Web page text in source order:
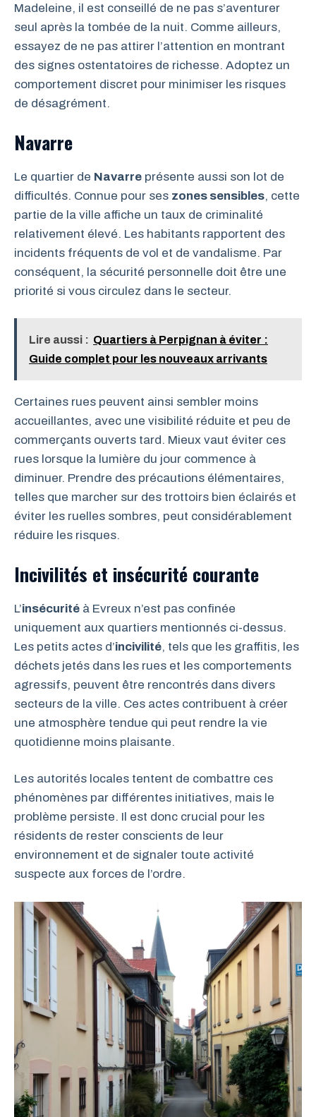
Madeleine, il est conseillé de ne pas s’aventurer
seul après la tombée de la nuit. Comme ailleurs,
essayez de ne pas attirer l’attention en montrant
des signes ostentatoires de richesse. Adoptez un
comportement discret pour minimiser les risques
de désagrément.
Navarre
Le quartier de Navarre présente aussi son lot de
difficultés. Connue pour ses zones sensibles, cette
partie de la ville affiche un taux de criminalité
relativement élevé. Les habitants rapportent des
incidents fréquents de vol et de vandalisme. Par
conséquent, la sécurité personnelle doit être une
priorité si vous circulez dans le secteur.
Lire aussi : Quartiers à Perpignan à éviter :
Guide complet pour les nouveaux arrivants
Certaines rues peuvent ainsi sembler moins
accueillantes, avec une visibilité réduite et peu de
commerçants ouverts tard. Mieux vaut éviter ces
rues lorsque la lumière du jour commence à
diminuer. Prendre des précautions élémentaires,
telles que marcher sur des trottoirs bien éclairés et
éviter les ruelles sombres, peut considérablement
réduire les risques.
Incivilités et insécurité courante
L’insécurité à Evreux n’est pas confinée
uniquement aux quartiers mentionnés ci-dessus.
Les petits actes d’incivilité, tels que les graffitis, les
déchets jetés dans les rues et les comportements
agressifs, peuvent être rencontrés dans divers
secteurs de la ville. Ces actes contribuent à créer
une atmosphère tendue qui peut rendre la vie
quotidienne moins plaisante.
Les autorités locales tentent de combattre ces
phénomènes par différentes initiatives, mais le
problème persiste. Il est donc crucial pour les
résidents de rester conscients de leur
environnement et de signaler toute activité
suspecte aux forces de l’ordre.